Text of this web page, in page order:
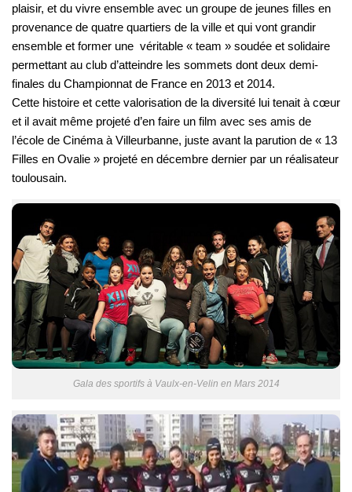
plaisir, et du vivre ensemble avec un groupe de jeunes filles en
provenance de quatre quartiers de la ville et qui vont grandir
ensemble et former une véritable « team » soudée et solidaire
permettant au club d’atteindre les sommets dont deux demi-
finales du Championnat de France en 2013 et 2014.
Cette histoire et cette valorisation de la diversité lui tenait à cœur
et il avait même projeté d’en faire un film avec ses amis de
l’école de Cinéma à Villeurbanne, juste avant la parution de « 13
Filles en Ovalie » projeté en décembre dernier par un réalisateur
toulousain.
Gala des sportifs à Vaulx-en-Velin en Mars 2014